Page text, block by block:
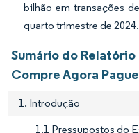
bilhão em transações
quarto trimestre de 2024.
Sumário do
Compre Agora
1. Introdução
1.1 Pressupostos do